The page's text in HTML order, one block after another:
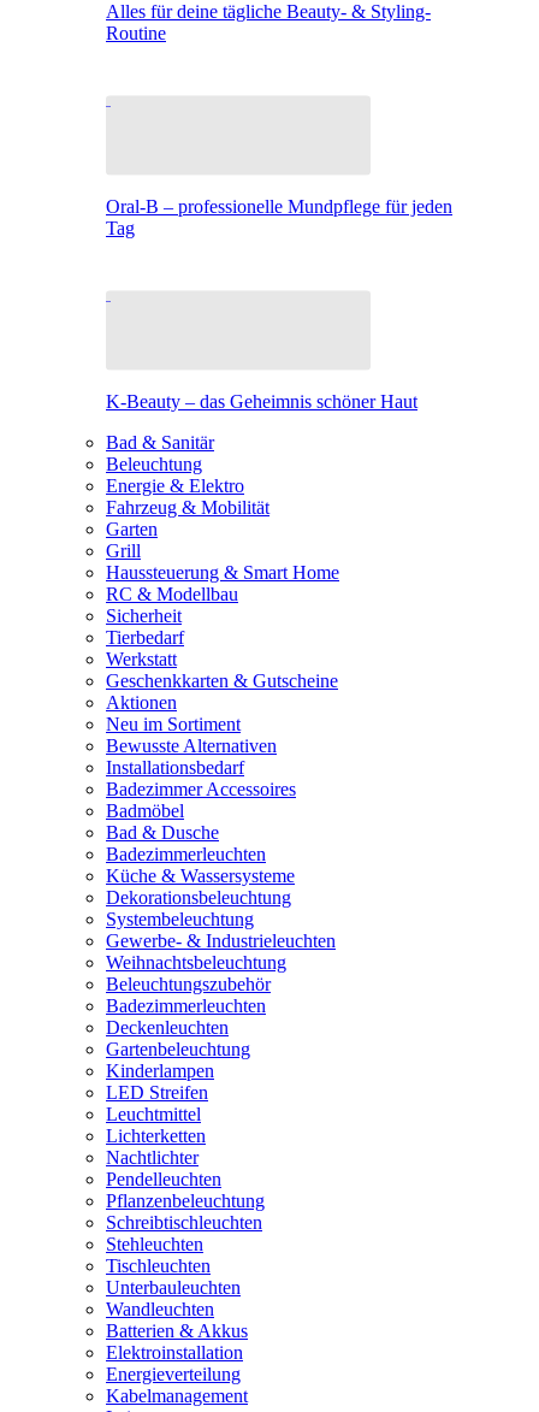
Alles für deine tägliche Beauty- & Styling-
Routine
Oral-B – professionelle Mundpflege für jeden
Tag
K-Beauty – das Geheimnis schöner Haut
Bad & Sanitär
Beleuchtung
Energie & Elektro
Fahrzeug & Mobilität
Garten
Grill
Haussteuerung & Smart Home
RC & Modellbau
Sicherheit
Tierbedarf
Werkstatt
Geschenkkarten & Gutscheine
Aktionen
Neu im Sortiment
Bewusste Alternativen
Installationsbedarf
Badezimmer Accessoires
Badmöbel
Bad & Dusche
Badezimmerleuchten
Küche & Wassersysteme
Dekorationsbeleuchtung
Systembeleuchtung
Gewerbe- & Industrieleuchten
Weihnachtsbeleuchtung
Beleuchtungszubehör
Badezimmerleuchten
Deckenleuchten
Gartenbeleuchtung
Kinderlampen
LED Streifen
Leuchtmittel
Lichterketten
Nachtlichter
Pendelleuchten
Pflanzenbeleuchtung
Schreibtischleuchten
Stehleuchten
Tischleuchten
Unterbauleuchten
Wandleuchten
Batterien & Akkus
Elektroinstallation
Energieverteilung
Kabelmanagement